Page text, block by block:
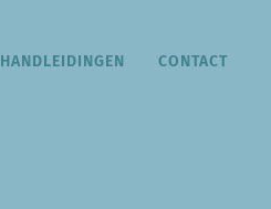
HANDLEIDINGEN CONTACT